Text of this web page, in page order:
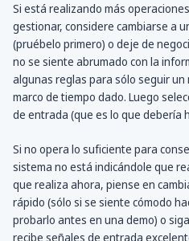
Si está realizando más
gestionar, considere cambiarse a
(pruébelo primero) o deje de
no se siente abrumado con la
algunas reglas para sólo seguir
marco de tiempo dado. Luego
de entrada (que es lo que debería
Si no opera lo suficiente para
sistema no está indicándole que
que realiza ahora, piense en
rápido (sólo si se siente cómodo
probarlo antes en una demo) o
recibe señales de entrada